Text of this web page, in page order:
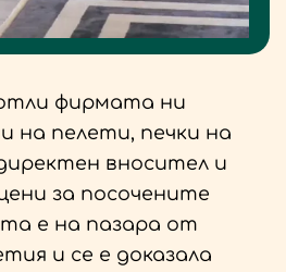
фирмата ни
на пелети, печки на
вносител и
за посочените
е на пазара от
и се е доказала